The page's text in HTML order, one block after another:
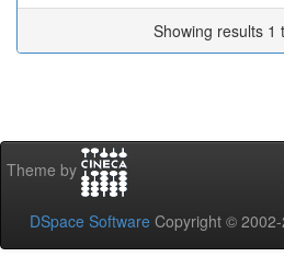
Showing results 1
Theme by
DSpace Software Copyright ©